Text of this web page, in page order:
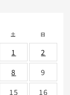
土 日
1
2
8
9
15 16